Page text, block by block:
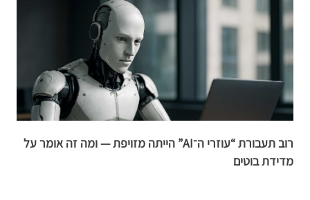
רוב תעבורת “עוזרי ה־AI” הייתה מזויפת — ומה זה אומר על
מדידת בוטים